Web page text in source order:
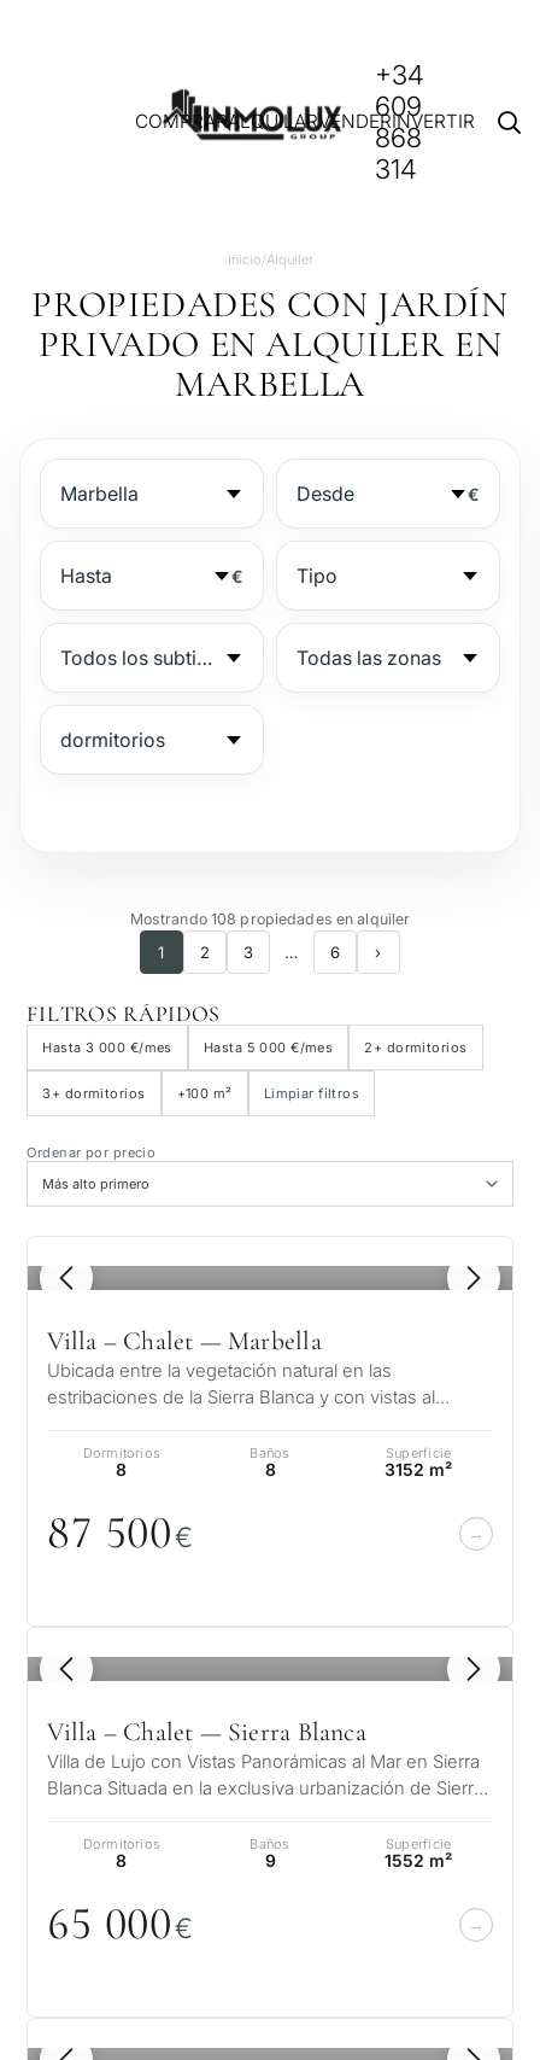
COMPRARALQUILARVENDERINVERTIR
+34
609
868
314
Inicio/Alquiler
PROPIEDADES CON JARDÍN
PRIVADO EN ALQUILER EN
MARBELLA
€
€
Complejo vigilado
Junto a la playa
Vista al mar
Vista panorámica
Vista al campo de golf
Con ascensor
Primera línea de golf
Exclusivas
Más parámetros
Mostrando 108 propiedades en alquiler
1 2 3 … 6 ›
FILTROS RÁPIDOS
Hasta 3 000 €/mes Hasta 5 000 €/mes 2+ dormitorios
3+ dormitorios +100 m² Limpiar filtros
Ordenar por precio
1 / 8
Villa – Chalet — Marbella
Ubicada entre la vegetación natural en las
estribaciones de la Sierra Blanca y con vistas al
Dormitorios
8
Baños
8
Superficie
3152 m²
87 500€
1 / 8
Villa – Chalet — Sierra Blanca
Villa de Lujo con Vistas Panorámicas al Mar en Sierra
Blanca Situada en la exclusiva urbanización de Sierra
Dormitorios
8
Baños
9
Superficie
1552 m²
65 000€